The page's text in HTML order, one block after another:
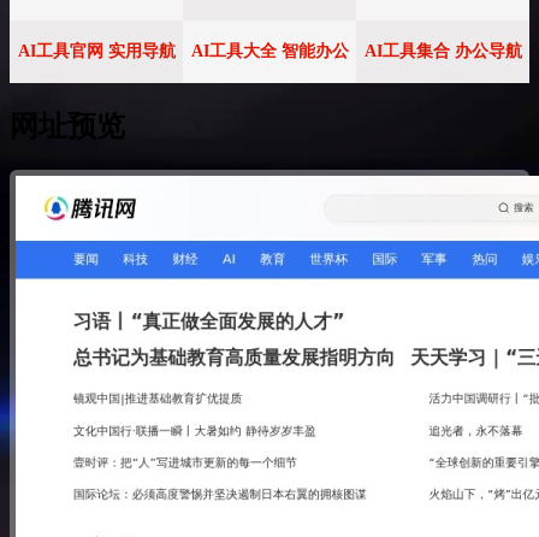
AI工具官网 实用导航 AI工具大全 智能办公 AI工具集合 办公导航
网址预览